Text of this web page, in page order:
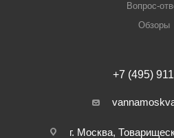
Вопрос-
Обзоры
+7 (495)
г. Москва,